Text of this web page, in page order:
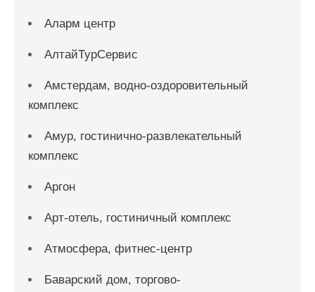
Аларм центр
АлтайТурСервис
Амстердам, водно-оздоровительный
комплекс
Амур, гостинично-развлекательный
комплекс
Аргон
Арт-отель, гостиничный комплекс
Атмосфера, фитнес-центр
Баварский дом, торгово-